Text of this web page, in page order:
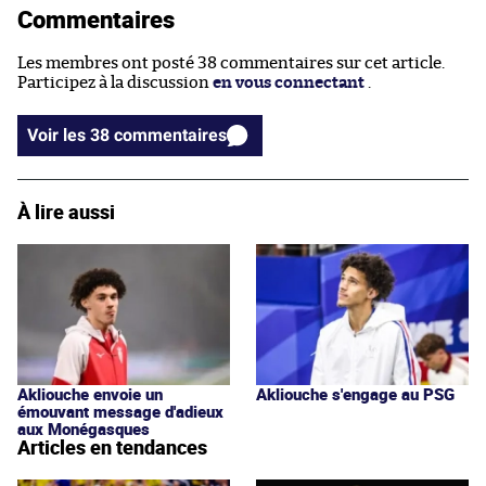
Commentaires
Les membres ont posté 38 commentaires sur cet article.
Participez à la discussion en vous connectant
Voir les 38 commentaires
À lire aussi
Akliouche envoie un
émouvant message d'adieux
aux Monégasques
Akliouche s'engage au PSG
Articles en tendances